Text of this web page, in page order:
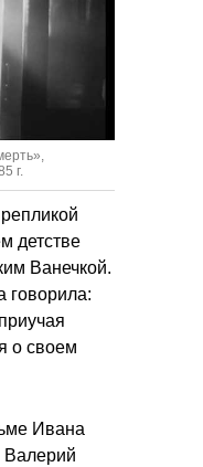
г.
детстве
Ванечкой.
говорила:
о своем
Ивана
Валерий